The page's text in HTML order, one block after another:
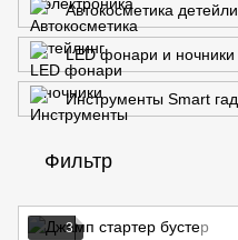
Автокосметика
LED фонари и ночники
Инструменты Smart
Фильтр
3